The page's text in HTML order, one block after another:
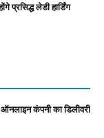
लेडी हार्डिंग
ऑनलाइन कंपनी का डिलीवरी